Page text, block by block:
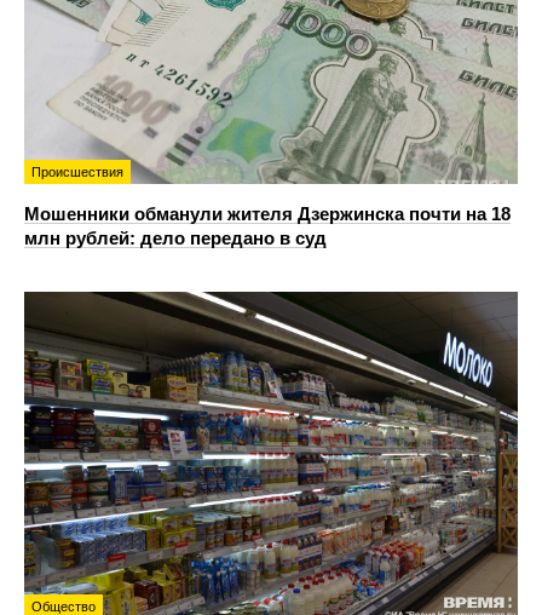
Происшествия
Мошенники обманули жителя Дзержинска почти на 18
млн рублей: дело передано в суд
Общество